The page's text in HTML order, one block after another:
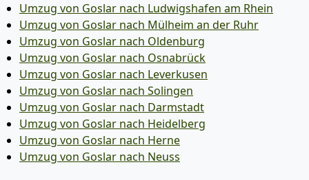
Umzug von Goslar nach Ludwigshafen am Rhein
Umzug von Goslar nach Mülheim an der Ruhr
Umzug von Goslar nach Oldenburg
Umzug von Goslar nach Osnabrück
Umzug von Goslar nach Leverkusen
Umzug von Goslar nach Solingen
Umzug von Goslar nach Darmstadt
Umzug von Goslar nach Heidelberg
Umzug von Goslar nach Herne
Umzug von Goslar nach Neuss